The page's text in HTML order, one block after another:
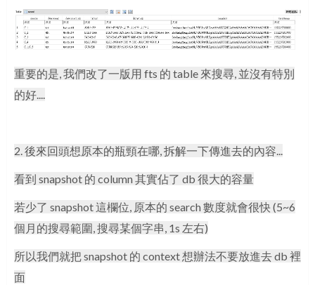
重要的是, 我們改了一版用 fts 的 table 來搜尋, 並沒有特別
的好....
2. 後來回頭想原本的瓶頸在哪, 拆解一下傳進去的內容...
看到 snapshot 的 column 其實佔了 db 很大的容量
若少了 snapshot 這欄位, 原本的 search 數度就會很快 (5~6
個月的搜尋範圍, 搜尋某個字串, 1s 左右)
所以我們就把 snapshot 的 context 想辦法不要放進去 db 裡
面